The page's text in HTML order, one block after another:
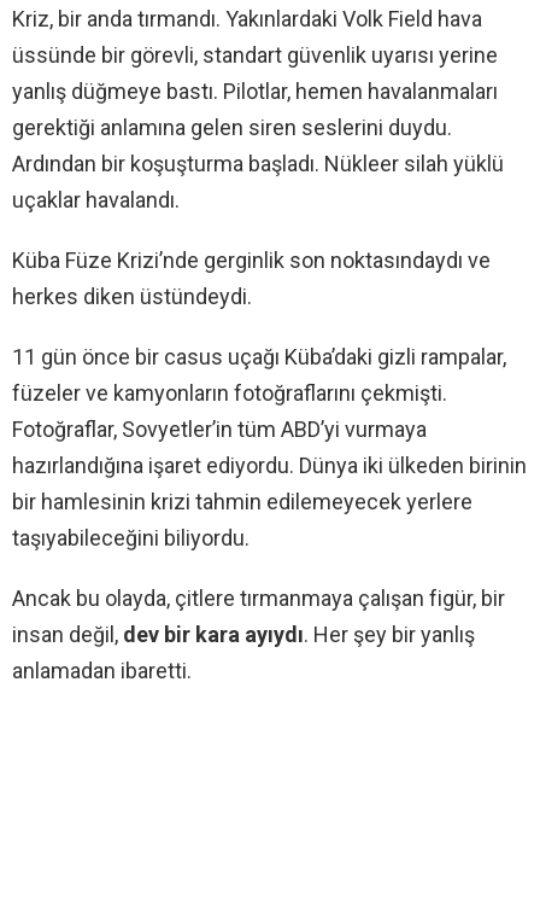
Kriz, bir anda tırmandı. Yakınlardaki Volk Field hava
üssünde bir görevli, standart güvenlik uyarısı yerine
yanlış düğmeye bastı. Pilotlar, hemen havalanmaları
gerektiği anlamına gelen siren seslerini duydu.
Ardından bir koşuşturma başladı. Nükleer silah yüklü
uçaklar havalandı.
Küba Füze Krizi’nde gerginlik son noktasındaydı ve
herkes diken üstündeydi.
11 gün önce bir casus uçağı Küba’daki gizli rampalar,
füzeler ve kamyonların fotoğraflarını çekmişti.
Fotoğraflar, Sovyetler’in tüm ABD’yi vurmaya
hazırlandığına işaret ediyordu. Dünya iki ülkeden birinin
bir hamlesinin krizi tahmin edilemeyecek yerlere
taşıyabileceğini biliyordu.
Ancak bu olayda, çitlere tırmanmaya çalışan figür, bir
insan değil, dev bir kara ayıydı. Her şey bir yanlış
anlamadan ibaretti.